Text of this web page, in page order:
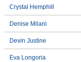
Crystal Hemphill
Denise Milani
Devin Justine
Eva Longoria